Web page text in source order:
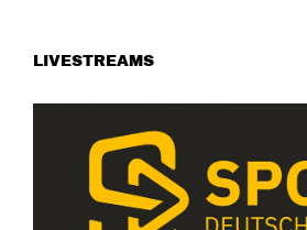
LIVESTREAMS